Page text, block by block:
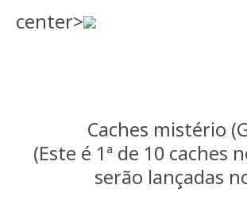
center>
Caches mistério
(Este é 1ª de 10
serão lançadas